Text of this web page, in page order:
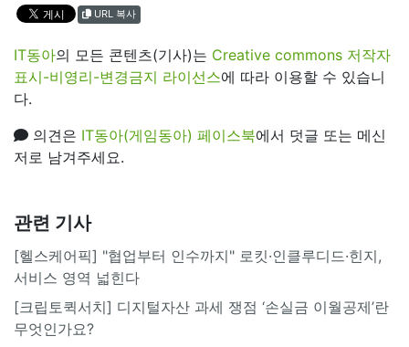
URL 복사
IT동아의 모든 콘텐츠(기사)는 Creative commons 저작자
표시-비영리-변경금지 라이선스에 따라 이용할 수 있습니
다.
의견은 IT동아(게임동아) 페이스북에서 덧글 또는 메신
저로 남겨주세요.
관련 기사
[헬스케어픽] "협업부터 인수까지" 로킷·인클루디드·힌지,
서비스 영역 넓힌다
[크립토퀵서치] 디지털자산 과세 쟁점 ‘손실금 이월공제’란
무엇인가요?